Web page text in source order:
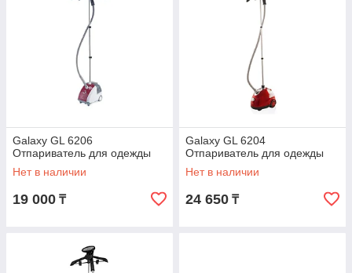
Galaxy GL 6206
Отпариватель для одежды
Нет в наличии
19 000 ₸
Galaxy GL 6204
Отпариватель для одежды
Нет в наличии
24 650 ₸